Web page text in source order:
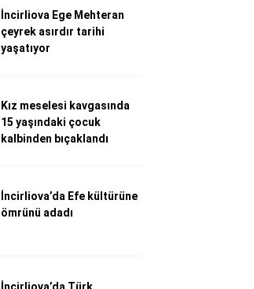
İncirliova Ege Mehteran
çeyrek asırdır tarihi
yaşatıyor
Kız meselesi kavgasında
15 yaşındaki çocuk
kalbinden bıçaklandı
İncirliova’da Efe kültürüne
ömrünü adadı